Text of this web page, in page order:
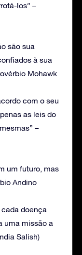
los” –
são sua
à sua
Mohawk
com o seu
as leis do
–
um futuro, mas
Andino
cada doença
uma missão a
Salish)